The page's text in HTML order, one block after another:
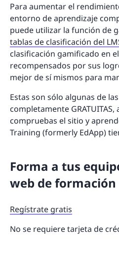
Para aumentar el
entorno de aprendizaje
puede utilizar la función de
tablas de clasificación del
clasificación gamificado en
recompensados por sus
mejor de sí mismos para
Estas son sólo algunas de
completamente
compruebas el sitio y
Training (formerly EdApp)
Forma a tus
web de formación
Regístrate gratis
No se requiere tarjeta de